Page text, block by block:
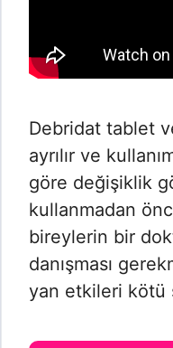
Debridat tablet
ayrılır ve
göre değişiklik
kullanmadan
bireylerin bir
danışması
yan etkileri kötü